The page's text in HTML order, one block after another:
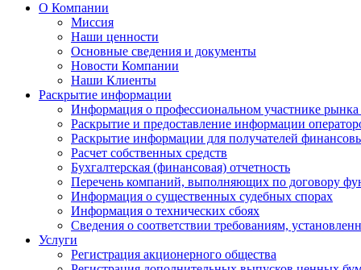
О Компании
Миссия
Наши ценности
Основные сведения и документы
Новости Компании
Наши Клиенты
Раскрытие информации
Информация о профессиональном участнике
Раскрытие и предоставление информации
Раскрытие информации для получателей
Расчет собственных средств
Бухгалтерская (финансовая) отчетность
Перечень компаний, выполняющих по договору
Информация о существенных судебных спорах
Информация о технических сбоях
Сведения о соответствии требованиям,
Услуги
Регистрация акционерного общества